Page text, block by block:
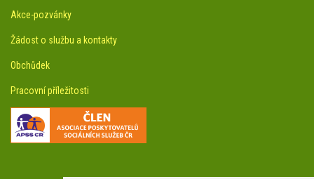
Akce-pozvánky
Žádost o službu a kontakty
Obchůdek
Pracovní příležitosti